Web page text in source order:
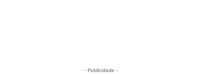
- Publicidade -